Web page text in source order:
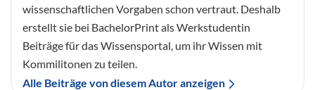
wissenschaftlichen Vorgaben schon vertraut. Deshalb
erstellt sie bei BachelorPrint als Werkstudentin
Beiträge für das Wissensportal, um ihr Wissen mit
Kommilitonen zu teilen.
Alle Beiträge von diesem Autor anzeigen